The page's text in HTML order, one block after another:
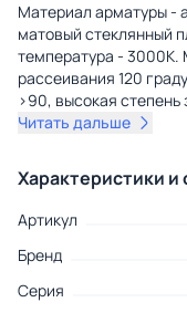
Материал арматуры -
матовый стеклянный
температура - 3000К.
рассеивания 120
>90, высокая
Читать дальше
Характеристики и
Артикул
Бренд
Серия